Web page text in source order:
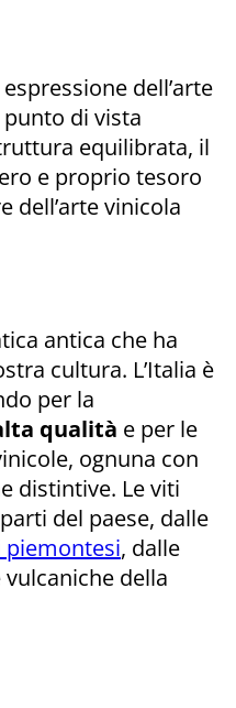
dell’arte
di vista
equilibrata, il
e proprio tesoro
dell’arte vinicola
antica che ha
cultura. L’Italia è
per la
qualità e per le
ognuna con
distintive. Le viti
del paese, dalle
piemontesi, dalle
della